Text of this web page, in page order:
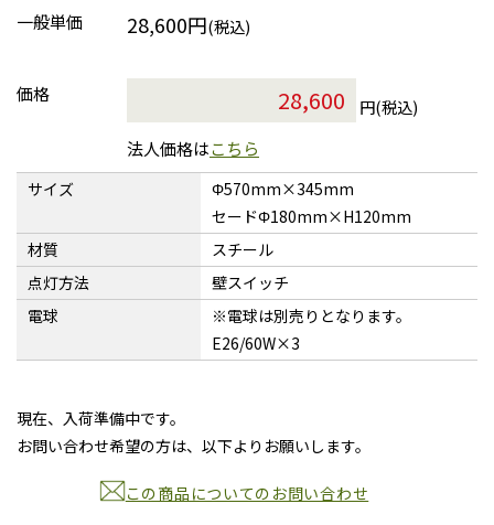
一般単価 28,600円(税込)
価格
円(税込)
法人価格はこちら
サイズ
Φ570mm×345mm
セードΦ180mm×H120mm
材質
スチール
点灯方法
壁スイッチ
電球
※電球は別売りとなります。
E26/60W×3
現在、入荷準備中です。
お問い合わせ希望の方は、以下よりお願いします。
この商品についてのお問い合わせ